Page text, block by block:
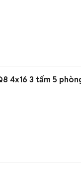
4x16 3 tấm 5